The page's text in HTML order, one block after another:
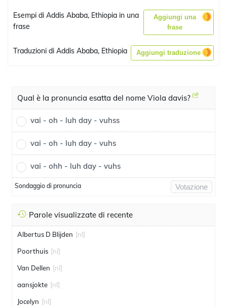
Esempi di Addis Ababa, Ethiopia in una
frase
Aggiungi una
frase
Traduzioni di Addis Ababa, Ethiopia Aggiungi traduzione
Qual è la pronuncia esatta del nome Viola davis?
vai - oh - luh day - vuhss
vai - oh - luh day - vuhs
vai - ohh - luh day - vuhs
Sondaggio di pronuncia Votazione
Parole visualizzate di recente
Albertus D Blijden [nl]
Poorthuis [nl]
Van Dellen [nl]
aansjokte [nl]
Jocelyn [nl]